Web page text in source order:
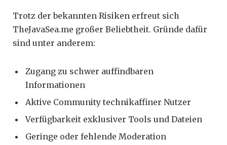
Trotz der bekannten Risiken erfreut sich
TheJavaSea.me großer Beliebtheit. Gründe dafür
sind unter anderem:
Zugang zu schwer auffindbaren
Informationen
Aktive Community technikaffiner Nutzer
Verfügbarkeit exklusiver Tools und Dateien
Geringe oder fehlende Moderation